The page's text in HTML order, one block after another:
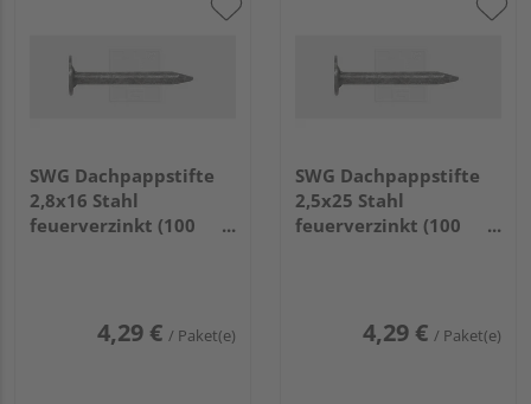
SWG Dachpappstifte
2,8x16 Stahl
feuerverzinkt (100
4,29 € / Paket(e)
SWG Dachpappstifte
2,5x25 Stahl
feuerverzinkt (100
4,29 € / Paket(e)